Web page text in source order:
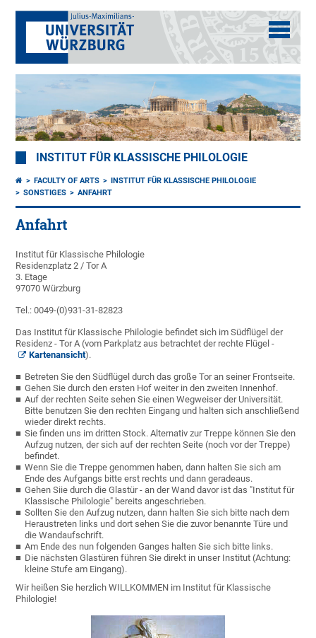
INSTITUT FÜR KLASSISCHE PHILOLOGIE
FACULTY OF ARTS
INSTITUT FÜR KLASSISCHE PHILOLOGIE
SONSTIGES
ANFAHRT
Anfahrt
Institut für Klassische Philologie
Residenzplatz 2 / Tor A
3. Etage
97070 Würzburg
Tel.: 0049-(0)931-31-82823
Das Institut für Klassische Philologie befindet sich im Südflügel der
Residenz - Tor A (vom Parkplatz aus betrachtet der rechte Flügel -
Kartenansicht).
Betreten Sie den Südflügel durch das große Tor an seiner Frontseite.
Gehen Sie durch den ersten Hof weiter in den zweiten Innenhof.
Auf der rechten Seite sehen Sie einen Wegweiser der Universität.
Bitte benutzen Sie den rechten Eingang und halten sich anschließend
wieder direkt rechts.
Sie finden uns im dritten Stock. Alternativ zur Treppe können Sie den
Aufzug nutzen, der sich auf der rechten Seite (noch vor der Treppe)
befindet.
Wenn Sie die Treppe genommen haben, dann halten Sie sich am
Ende des Aufgangs bitte erst rechts und dann geradeaus.
Gehen Siie durch die Glastür - an der Wand davor ist das "Institut für
Klassische Philologie" bereits angeschrieben.
Sollten Sie den Aufzug nutzen, dann halten Sie sich bitte nach dem
Heraustreten links und dort sehen Sie die zuvor benannte Türe und
die Wandaufschrift.
Am Ende des nun folgenden Ganges halten Sie sich bitte links.
Die nächsten Glastüren führen Sie direkt in unser Institut (Achtung:
kleine Stufe am Eingang).
Wir heißen Sie herzlich WILLKOMMEN im Institut für Klassische
Philologie!